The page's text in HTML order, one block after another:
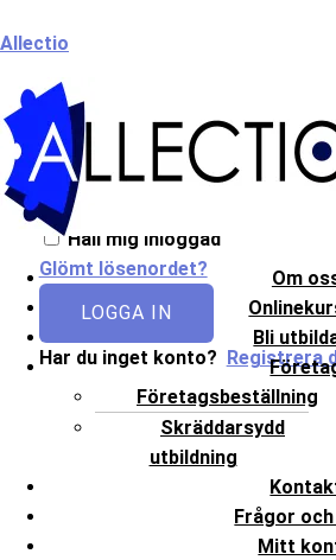
till
Allectio
Om
Bli
Företagsbeställning
Skräddarsydd
utbildning
Frågor
Mitt
Välkommen till Allectio!
Håll mig inloggad
Glömt lösenordet?
LOGGA IN
Har du inget konto? Registrera